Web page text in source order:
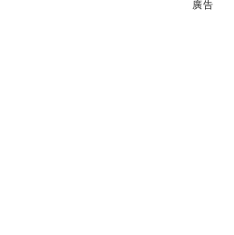
廣告